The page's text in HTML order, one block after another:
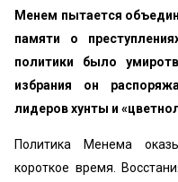
Менем пытается
памяти о
политики было
избрания он
лидеров хунты и
Политика Менема
короткое время.